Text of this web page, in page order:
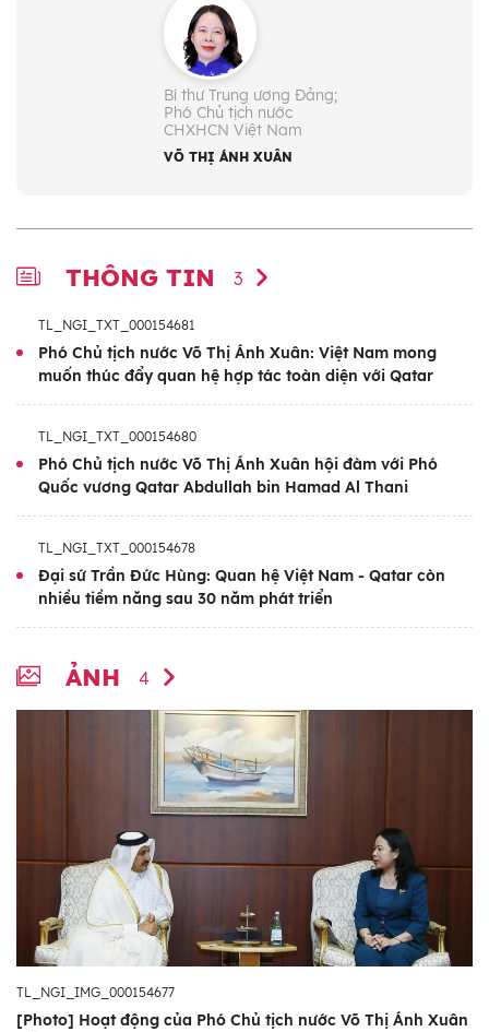
Bí thư Trung ương Đảng;
Phó Chủ tịch nước
CHXHCN Việt Nam
VÕ THỊ ÁNH XUÂN
THÔNG TIN 3
TL_NGI_TXT_000154681
Phó Chủ tịch nước Võ Thị Ánh Xuân: Việt Nam mong
muốn thúc đẩy quan hệ hợp tác toàn diện với Qatar
TL_NGI_TXT_000154680
Phó Chủ tịch nước Võ Thị Ánh Xuân hội đàm với Phó
Quốc vương Qatar Abdullah bin Hamad Al Thani
TL_NGI_TXT_000154678
Đại sứ Trần Đức Hùng: Quan hệ Việt Nam - Qatar còn
nhiều tiềm năng sau 30 năm phát triển
ẢNH 4
TL_NGI_IMG_000154677
[Photo] Hoạt động của Phó Chủ tịch nước Võ Thị Ánh Xuân